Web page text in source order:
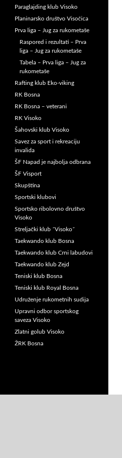
Paraglajding klub Visoko
Planinarsko društvo Visočica
Prva liga – Jug za rukometaše
Raspored i rezultati – Prva
liga – Jug za rukometaše
Tabela – Prva liga – Jug za
rukometaše
Rafting klub Eko-viking
RK Bosna
RK Bosna – veterani
RK Visoko
Šahovski klub Visoko
Savez za sport i rekreaciju
invalida
ŠF Napad je najbolja odbrana
ŠF Visport
Skupština
Sportski klubovi
Sportsko ribolovno društvo
Visoko
Streljački klub ˝Visoko˝
Taekwando klub Bosna
Taekwando klub Crni labudovi
Taekwando klub Zejd
Teniski klub Bosna
Teniski klub Royal Bosna
Udruženje rukometnih sudija
Upravni odbor sportskog
saveza Visoko
Zlatni golub Visoko
ŽRK Bosna